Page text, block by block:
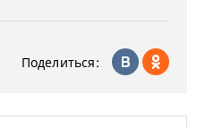
Поделиться: